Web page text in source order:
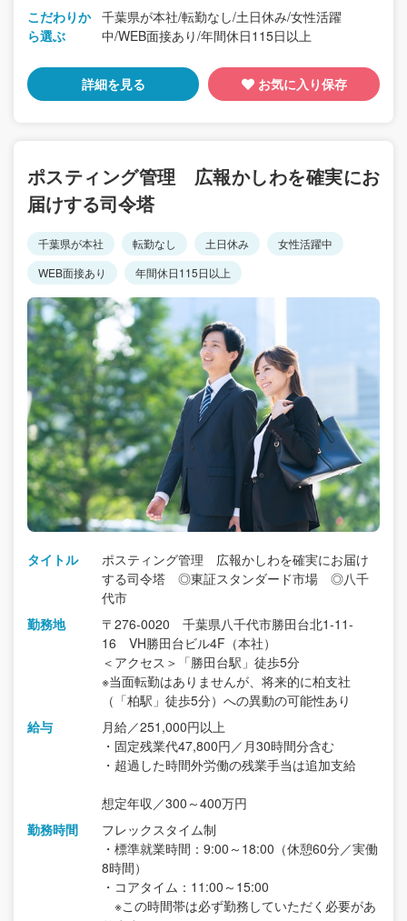
こだわりか
ら選ぶ
千葉県が本社/転勤なし/土日休み/女性活躍
中/WEB面接あり/年間休日115日以上
詳細を見る お気に入り保存
ポスティング管理 広報かしわを確実にお
届けする司令塔
千葉県が本社 転勤なし 土日休み
女性活躍中
WEB面接あり
年間休日115日以上
タイトル
ポスティング管理 広報かしわを確実にお届け
する司令塔 ◎東証スタンダード市場 ◎八千
代市
勤務地
〒276-0020 千葉県八千代市勝田台北1-11-
16 VH勝田台ビル4F（本社）
＜アクセス＞「勝田台駅」徒歩5分
※当面転勤はありませんが、将来的に柏支社
（「柏駅」徒歩5分）への異動の可能性あり
給与
月給／251,000円以上
・固定残業代47,800円／月30時間分含む
・超過した時間外労働の残業手当は追加支給
想定年収／300～400万円
勤務時間
フレックスタイム制
・標準就業時間：9:00～18:00（休憩60分／実働
8時間）
・コアタイム：11:00～15:00
※この時間帯は必ず勤務していただく必要があ